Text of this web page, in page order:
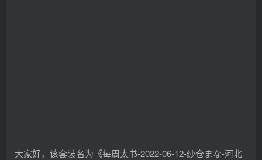
大家好，该套装名为《每周太书-2022-06-12-纱仓まな-河北